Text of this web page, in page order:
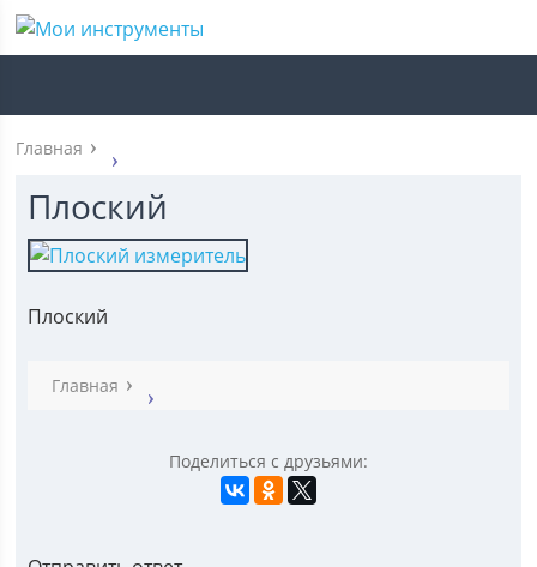
Главная
Плоский
Плоский
Главная
Поделиться с друзьями: